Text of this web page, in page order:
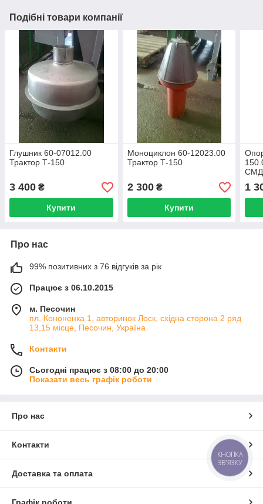
Подібні товари компанії
Глушник 60-07012.00
Трактор Т-150
3 400 ₴
Купити
Моноциклон 60-12023.00
Трактор Т-150
2 300₴
Купити
1
Про нас
99% позитивних з 76 відгуків за рік
Працює з 06.10.2015
м. Песочин
пл. Кононенка 1, авторинок Лоск, східна сторона 2 ряд
13,15 місце, Песочин, Україна
Контакти
Сьогодні працює з 08:00 до 20:00
Показати весь графік роботи
Про нас
Контакти
Доставка та оплата
КНОПКА
ЗВ'ЯЗКУ